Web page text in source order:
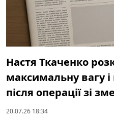
Настя Ткаченко
максимальну вагу і
після операції зі
20.07.26 18:34